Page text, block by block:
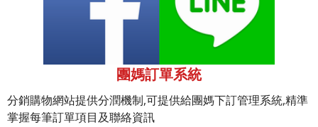
團媽訂單系統
分銷購物網站提供分潤機制,可提供給團媽下訂管理系統,精準
掌握每筆訂單項目及聯絡資訊